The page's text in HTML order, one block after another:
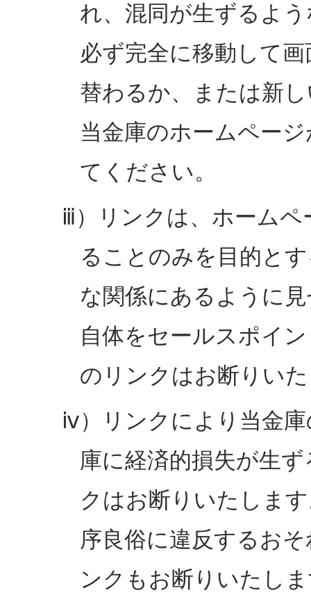
れ、混同が生ずるよ
必ず完全に移動して
替わるか、または新
当金庫のホームペー
てください。
ⅲ）リンクは、ホーム
ることのみを目的と
な関係にあるように
自体をセールスポイ
のリンクはお断りい
ⅳ）リンクにより当金
庫に経済的損失が生
クはお断りいたしま
序良俗に違反するお
ンクもお断りいたし